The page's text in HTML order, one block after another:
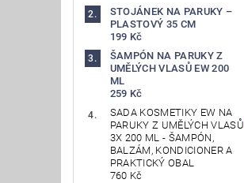
STOJÁNEK NA PARUKY –
PLASTOVÝ 35 CM
199 Kč
ŠAMPÓN NA PARUKY Z
UMĚLÝCH VLASŮ EW 200
ML
259 Kč
SADA KOSMETIKY EW NA
PARUKY Z UMĚLÝCH VLASŮ
3X 200 ML - ŠAMPÓN,
BALZÁM, KONDICIONER A
PRAKTICKÝ OBAL
760 Kč